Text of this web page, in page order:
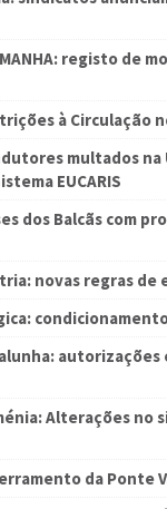
registo de
à Circulação
multados na
EUCARIS
dos Balcãs com
novas regras de
autorizações
Alterações no
da Ponte